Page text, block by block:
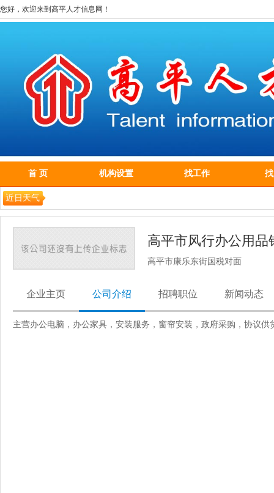
您好，欢迎来到高平人才信息网！
首 页 机构设置 找工作
近日天气
高平市风行办公用
高平市康乐东街国税对面
企业主页 公司介绍 招聘职位 新闻动态
主营办公电脑，办公家具，安装服务，窗帘安装，政府采购，协议供